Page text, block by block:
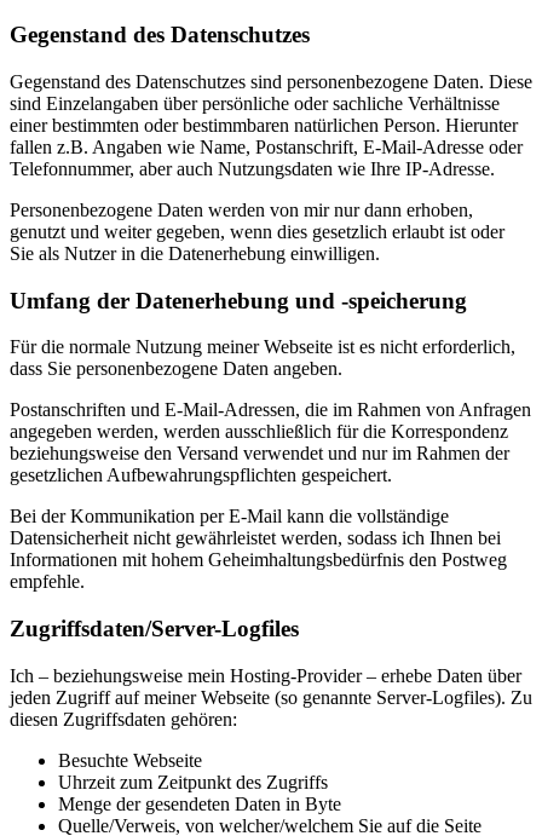
Gegenstand des Datenschutzes
Gegenstand des Datenschutzes sind personenbezogene Daten. Diese
sind Einzelangaben über persönliche oder sachliche Verhältnisse
einer bestimmten oder bestimmbaren natürlichen Person. Hierunter
fallen z.B. Angaben wie Name, Postanschrift, E-Mail-Adresse oder
Telefonnummer, aber auch Nutzungsdaten wie Ihre IP-Adresse.
Personenbezogene Daten werden von mir nur dann erhoben,
genutzt und weiter gegeben, wenn dies gesetzlich erlaubt ist oder
Sie als Nutzer in die Datenerhebung einwilligen.
Umfang der Datenerhebung und -speicherung
Für die normale Nutzung meiner Webseite ist es nicht erforderlich,
dass Sie personenbezogene Daten angeben.
Postanschriften und E-Mail-Adressen, die im Rahmen von Anfragen
angegeben werden, werden ausschließlich für die Korrespondenz
beziehungsweise den Versand verwendet und nur im Rahmen der
gesetzlichen Aufbewahrungspflichten gespeichert.
Bei der Kommunikation per E-Mail kann die vollständige
Datensicherheit nicht gewährleistet werden, sodass ich Ihnen bei
Informationen mit hohem Geheimhaltungsbedürfnis den Postweg
empfehle.
Zugriffsdaten/Server-Logfiles
Ich – beziehungsweise mein Hosting-Provider – erhebe Daten über
jeden Zugriff auf meiner Webseite (so genannte Server-Logfiles). Zu
diesen Zugriffsdaten gehören:
Besuchte Webseite
Uhrzeit zum Zeitpunkt des Zugriffs
Menge der gesendeten Daten in Byte
Quelle/Verweis, von welcher/welchem Sie auf die Seite